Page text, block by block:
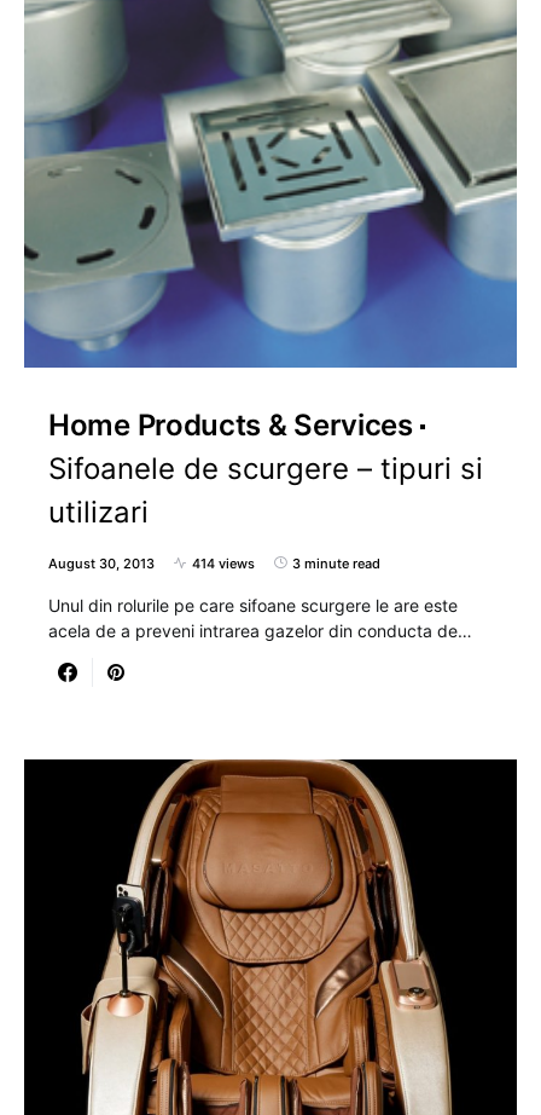
Home Products & Services
Sifoanele de scurgere – tipuri si
utilizari
August 30, 2013 414 views 3 minute read
Unul din rolurile pe care sifoane scurgere le are este
acela de a preveni intrarea gazelor din conducta de…